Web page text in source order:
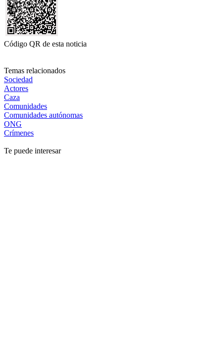
Código QR de esta noticia
Temas relacionados
Sociedad
Actores
Caza
Comunidades
Comunidades autónomas
ONG
Crímenes
Te puede interesar